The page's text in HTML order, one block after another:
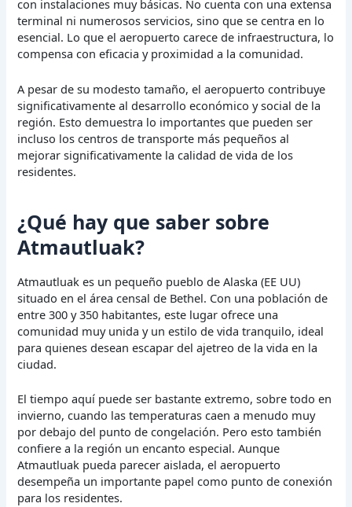
con instalaciones muy básicas. No cuenta con una extensa
terminal ni numerosos servicios, sino que se centra en lo
esencial. Lo que el aeropuerto carece de infraestructura, lo
compensa con eficacia y proximidad a la comunidad.
A pesar de su modesto tamaño, el aeropuerto contribuye
significativamente al desarrollo económico y social de la
región. Esto demuestra lo importantes que pueden ser
incluso los centros de transporte más pequeños al
mejorar significativamente la calidad de vida de los
residentes.
¿Qué hay que saber sobre
Atmautluak?
Atmautluak es un pequeño pueblo de Alaska (EE UU)
situado en el área censal de Bethel. Con una población de
entre 300 y 350 habitantes, este lugar ofrece una
comunidad muy unida y un estilo de vida tranquilo, ideal
para quienes desean escapar del ajetreo de la vida en la
ciudad.
El tiempo aquí puede ser bastante extremo, sobre todo en
invierno, cuando las temperaturas caen a menudo muy
por debajo del punto de congelación. Pero esto también
confiere a la región un encanto especial. Aunque
Atmautluak pueda parecer aislada, el aeropuerto
desempeña un importante papel como punto de conexión
para los residentes.